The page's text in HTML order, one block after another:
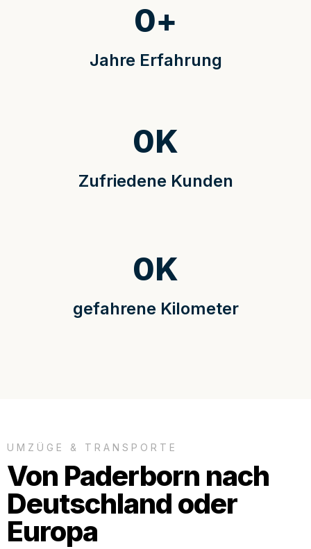
Jahre Erfahrung
0+
Zufriedene Kunden
0K
gefahrene Kilometer
0K
UMZÜGE & TRANSPORTE
Von Paderborn nach
Deutschland oder
Europa